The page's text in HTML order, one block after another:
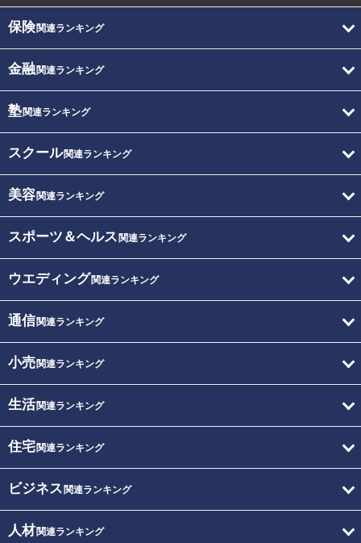
保険関連ランキング
金融関連ランキング
塾関連ランキング
スクール関連ランキング
美容関連ランキング
スポーツ＆ヘルス 関連ランキング
ウエディング関連ランキング
通信関連ランキング
小売関連ランキング
生活関連ランキング
住宅関連ランキング
ビジネス 関連ランキング
人材関連ランキング